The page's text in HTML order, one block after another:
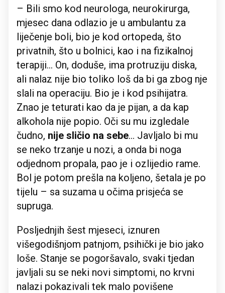
– Bili smo kod neurologa, neurokirurga,
mjesec dana odlazio je u ambulantu za
liječenje boli, bio je kod ortopeda, što
privatnih, što u bolnici, kao i na fizikalnoj
terapiji... On, doduše, ima protruziju diska,
ali nalaz nije bio toliko loš da bi ga zbog nje
slali na operaciju. Bio je i kod psihijatra.
Znao je teturati kao da je pijan, a da kap
alkohola nije popio. Oči su mu izgledale
čudno, nije sličio na sebe... Javljalo bi mu
se neko trzanje u nozi, a onda bi noga
odjednom propala, pao je i ozlijedio rame.
Bol je potom prešla na koljeno, šetala je po
tijelu – sa suzama u očima prisjeća se
supruga.
Posljednjih šest mjeseci, iznuren
višegodišnjom patnjom, psihički je bio jako
loše. Stanje se pogoršavalo, svaki tjedan
javljali su se neki novi simptomi, no krvni
nalazi pokazivali tek malo povišene